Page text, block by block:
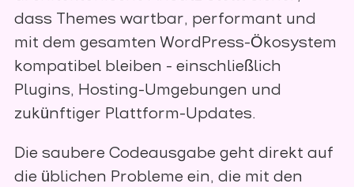
dass Themes wartbar, performant und
mit dem gesamten WordPress-Ökosystem
kompatibel bleiben - einschließlich
Plugins, Hosting-Umgebungen und
zukünftiger Plattform-Updates.
Die saubere Codeausgabe geht direkt auf
die üblichen Probleme ein, die mit den